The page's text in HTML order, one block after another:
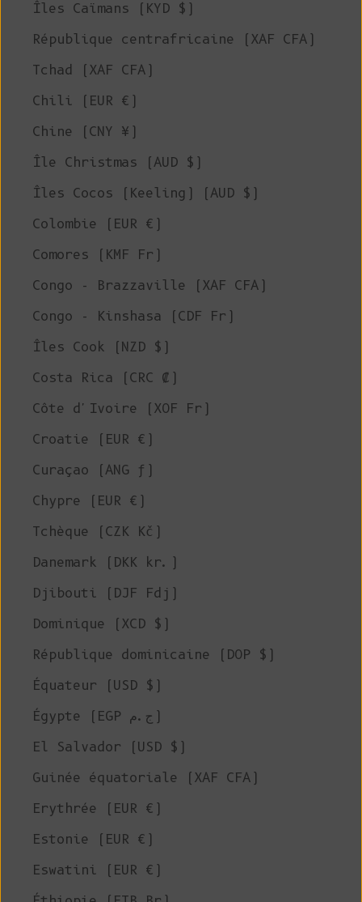
Îles Caïmans (KYD $)
République centrafricaine (XAF CFA)
Tchad (XAF CFA)
Chili (EUR €)
Chine (CNY ¥)
Île Christmas (AUD $)
Îles Cocos (Keeling) (AUD $)
Colombie (EUR €)
Comores (KMF Fr)
Congo - Brazzaville (XAF CFA)
Congo - Kinshasa (CDF Fr)
Îles Cook (NZD $)
Costa Rica (CRC ₡)
Côte d'Ivoire (XOF Fr)
Croatie (EUR €)
Curaçao (ANG ƒ)
Chypre (EUR €)
Tchèque (CZK Kč)
Danemark (DKK kr.)
Djibouti (DJF Fdj)
Dominique (XCD $)
République dominicaine (DOP $)
Équateur (USD $)
Égypte (EGP ج.م)
El Salvador (USD $)
Guinée équatoriale (XAF CFA)
Erythrée (EUR €)
Estonie (EUR €)
Eswatini (EUR €)